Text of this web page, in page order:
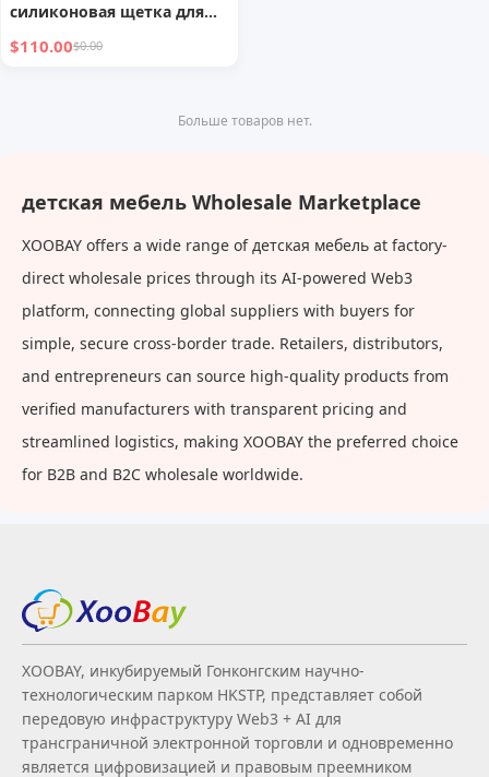
силиконовая щетка для
очищения лица, мягкие
отшелушивание, удаление
$110.00$0.00
Больше товаров нет.
детская мебель Wholesale Marketplace
XOOBAY offers a wide range of детская мебель at factory-
direct wholesale prices through its AI-powered Web3
platform, connecting global suppliers with buyers for
simple, secure cross-border trade. Retailers, distributors,
and entrepreneurs can source high-quality products from
verified manufacturers with transparent pricing and
streamlined logistics, making XOOBAY the preferred choice
for B2B and B2C wholesale worldwide.
XOOBAY, инкубируемый Гонконгским научно-
технологическим парком HKSTP, представляет собой
передовую инфраструктуру Web3 + AI для
трансграничной электронной торговли и одновременно
является цифровизацией и правовым преемником